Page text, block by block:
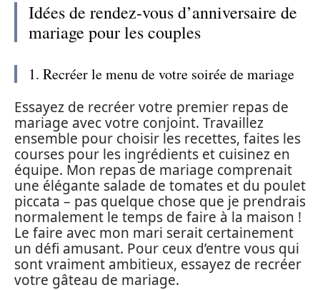
Idées de rendez-vous d’anniversaire de
mariage pour les couples
1. Recréer le menu de votre soirée de mariage
Essayez de recréer votre premier repas de
mariage avec votre conjoint. Travaillez
ensemble pour choisir les recettes, faites les
courses pour les ingrédients et cuisinez en
équipe. Mon repas de mariage comprenait
une élégante salade de tomates et du poulet
piccata – pas quelque chose que je prendrais
normalement le temps de faire à la maison !
Le faire avec mon mari serait certainement
un défi amusant. Pour ceux d’entre vous qui
sont vraiment ambitieux, essayez de recréer
votre gâteau de mariage.